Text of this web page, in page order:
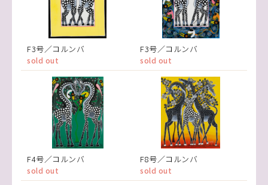
F3号／コルンバ
sold out
F3号／コルンバ
sold out
F4号／コルンバ
sold out
F8号／コルンバ
sold out